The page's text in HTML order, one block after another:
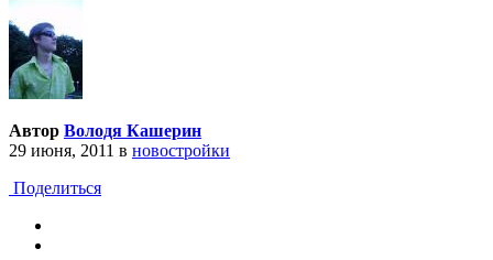
Автор Володя Кашерин
29 июня, 2011 в новостройки
Поделиться